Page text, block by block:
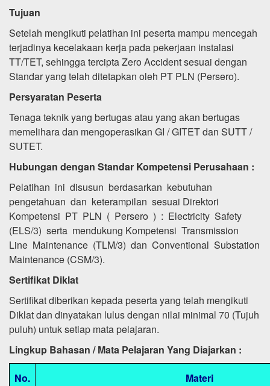
Tujuan
Setelah mengikuti pelatihan ini peserta mampu mencegah
terjadinya kecelakaan kerja pada pekerjaan instalasi
TT/TET, sehingga tercipta Zero Accident sesuai dengan
Standar yang telah ditetapkan oleh PT PLN (Persero).
Persyaratan Peserta
Tenaga teknik yang bertugas atau yang akan bertugas
memelihara dan mengoperasikan GI / GITET dan SUTT /
SUTET.
Hubungan dengan Standar Kompetensi Perusahaan :
Pelatihan ini disusun berdasarkan kebutuhan
pengetahuan dan keterampilan sesuai Direktori
Kompetensi PT PLN ( Persero ) : Electricity Safety
(ELS/3) serta mendukung Kompetensi Transmission
Line Maintenance (TLM/3) dan Conventional Substation
Maintenance (CSM/3).
Sertifikat Diklat
Sertifikat diberikan kepada peserta yang telah mengikuti
Diklat dan dinyatakan lulus dengan nilai minimal 70 (Tujuh
puluh) untuk setiap mata pelajaran.
Lingkup Bahasan / Mata Pelajaran Yang Diajarkan :
No.
Materi